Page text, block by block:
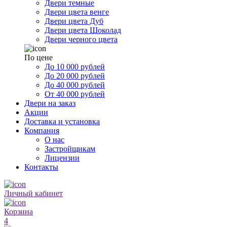
Двери темные
Двери цвета венге
Двери цвета Дуб
Двери цвета Шоколад
Двери черного цвета
По цене
До 10 000 рублей
До 20 000 рублей
До 40 000 рублей
От 40 000 рублей
Двери на заказ
Акции
Доставка и установка
Компания
О нас
Застройщикам
Лицензии
Контакты
Личный кабинет
Корзина
4